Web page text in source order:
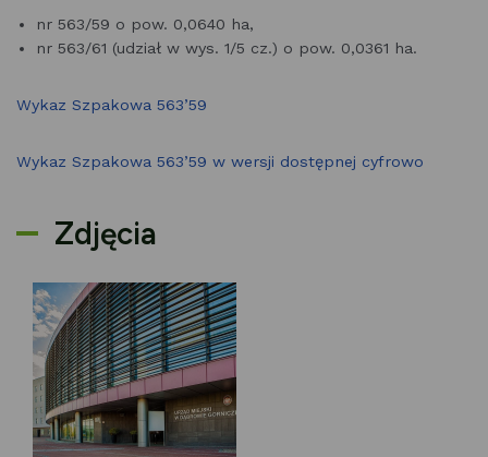
nr 563/59 o pow. 0,0640 ha,
nr 563/61 (udział w wys. 1/5 cz.) o pow. 0,0361 ha.
Wykaz Szpakowa 563’59
Wykaz Szpakowa 563’59 w wersji dostępnej cyfrowo
Zdjęcia